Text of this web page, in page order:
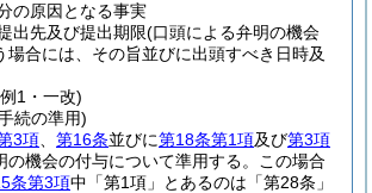
の原因となる事実
出先及び提出期限(口頭による弁明の機会
場合には、その旨並びに出頭すべき日時及
1・一改)
続の準用)
3項 第16条並びに第18条第1項及び第3項
機会の付与について準用する。
この場合
条第3項中「第1項」とあるのは「第28条」